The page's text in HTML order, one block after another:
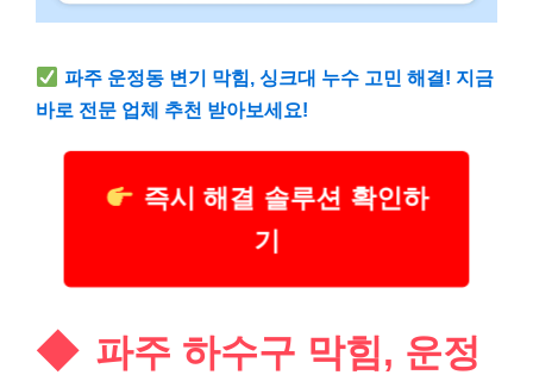
파주 운정동 변기 막힘, 싱크대 누수 고민 해결! 지금
바로 전문 업체 추천 받아보세요!
즉시 해결 솔루션 확인하
기
파주 하수구 막힘, 운정